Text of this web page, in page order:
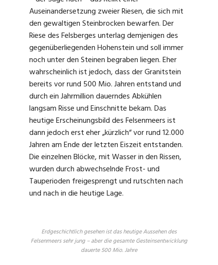
Auseinandersetzung zweier Riesen, die sich mit
den gewaltigen Steinbrocken bewarfen. Der
Riese des Felsberges unterlag demjenigen des
gegenüberliegenden Hohenstein und soll immer
noch unter den Steinen begraben liegen. Eher
wahrscheinlich ist jedoch, dass der Granitstein
bereits vor rund 500 Mio. Jahren entstand und
durch ein Jahrmillion dauerndes Abkühlen
langsam Risse und Einschnitte bekam. Das
heutige Erscheinungsbild des Felsenmeers ist
dann jedoch erst eher „kürzlich“ vor rund 12.000
Jahren am Ende der letzten Eiszeit entstanden.
Die einzelnen Blöcke, mit Wasser in den Rissen,
wurden durch abwechselnde Frost- und
Tauperioden freigesprengt und rutschten nach
und nach in die heutige Lage.
Erdgeschichtlich gesehen ist das heutige Aussehen des
Felsenmeers sehr jung – aber die gesamte Gesteinsentwicklung
dauerte 500 Mio. Jahre